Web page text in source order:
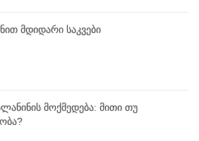
მდიდარი საკვები
მოქმედება: მითი თუ